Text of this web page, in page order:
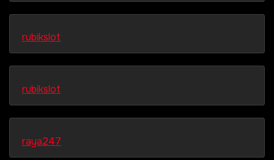
rubikslot
rubikslot
raya247